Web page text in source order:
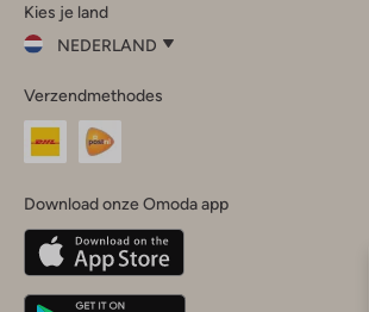
InstagramFacebook
Kies je land
NEDERLAND
je
land
Nederland
Belgique(Français)
Deutschland
Verzendmethodes
Download onze Omoda app